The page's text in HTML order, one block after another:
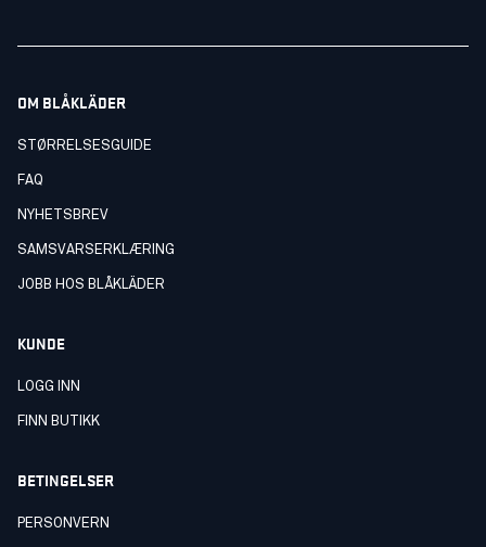
OM BLÅKLÄDER
STØRRELSESGUIDE
FAQ
NYHETSBREV
SAMSVARSERKLÆRING
JOBB HOS BLÅKLÄDER
KUNDE
LOGG INN
FINN BUTIKK
BETINGELSER
PERSONVERN